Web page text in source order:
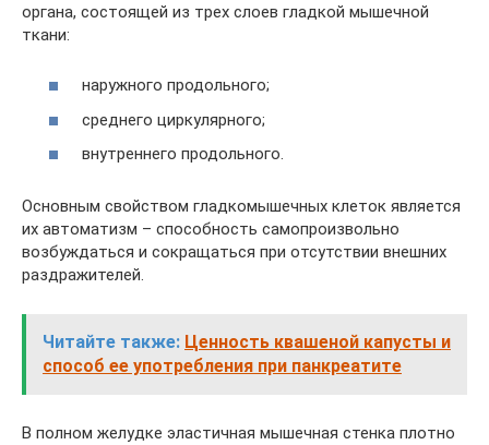
органа, состоящей из трех слоев гладкой мышечной
ткани:
наружного продольного;
среднего циркулярного;
внутреннего продольного.
Основным свойством гладкомышечных клеток является
их автоматизм – способность самопроизвольно
возбуждаться и сокращаться при отсутствии внешних
раздражителей.
Читайте также: Ценность квашеной капусты и
способ ее употребления при панкреатите
В полном желудке эластичная мышечная стенка плотно